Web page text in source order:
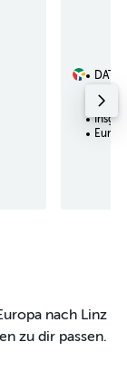
DAT
nach Linz
zu dir passen.